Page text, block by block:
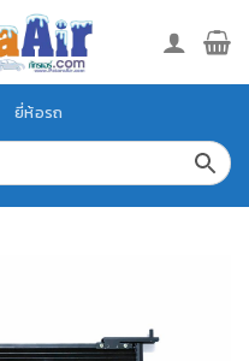
ยี่ห้อรถ